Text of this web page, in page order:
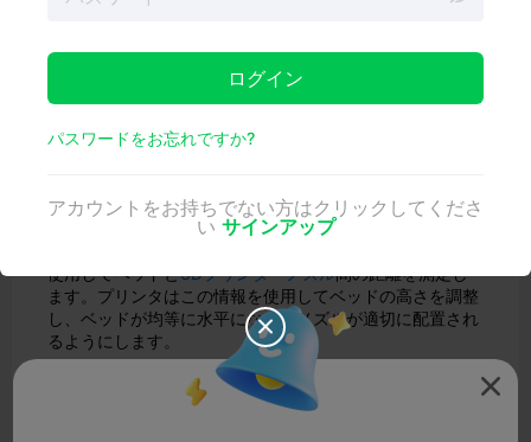
3Dプリンターのオートレ
ベリングはどのように機
能するのですか？
使用してベッドと3Dプリンターノズル間の距離を測定し
ます。プリンタはこの情報を使用してベッドの高さを調整
し、ベッドが均等に水平になり、ノズルが適切に配置され
るようにします。

ログイン
パスワードをお忘れですか?
アカウントをお持ちでない方はクリックしてくださ
い サインアップ
